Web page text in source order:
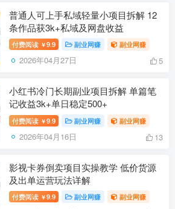
普通人可上手私域轻量小项目拆解 12
条作品获3k+私域及网盘收益
付费阅读 ￥9.9 副业网赚 副业网赚
2026年04月27日 5
小红书冷门长期副业项目拆解 单篇笔
记收益3k+单日稳定500+
付费阅读 ￥9.9 副业网赚 副业网赚
2026年04月16日 13
影视卡券倒卖项目实操教学 低价货源
及出单运营玩法详解
付费阅读 ￥9.9 副业网赚 副业网赚